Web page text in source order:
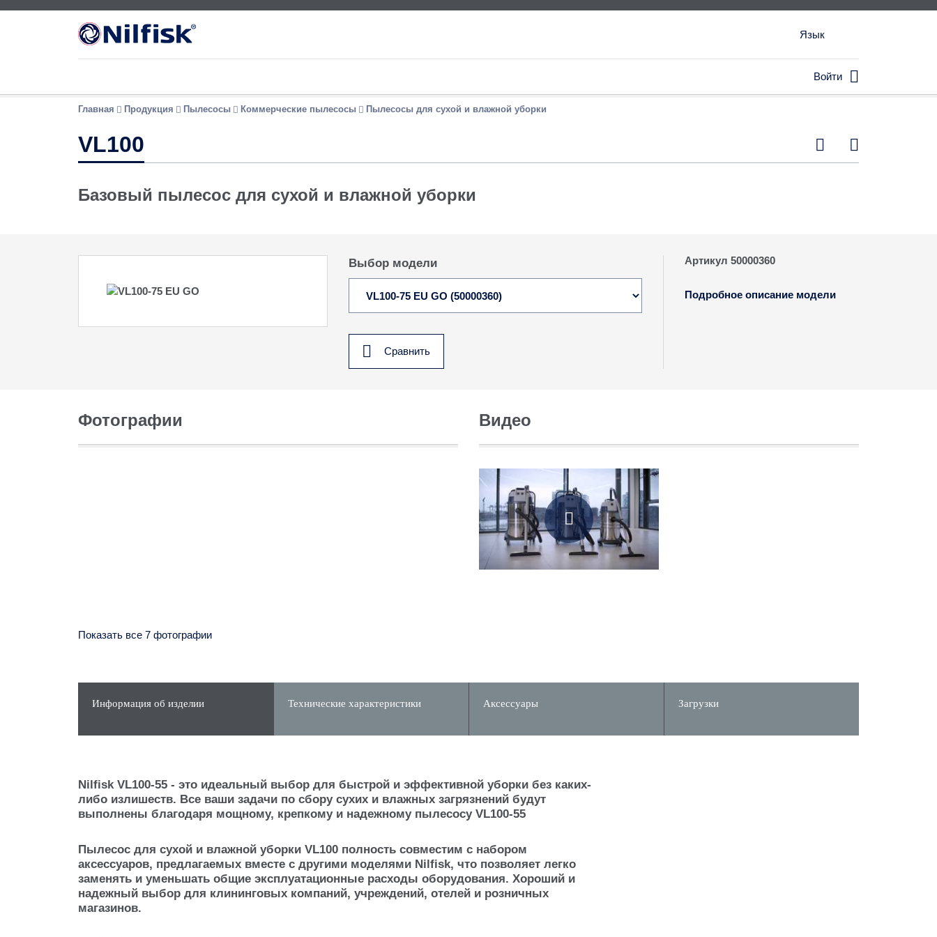
Язык
Войти 
Главная Продукция Пылесосы Коммерческие пылесосы Пылесосы для сухой и влажной уборки
VL100  
Базовый пылесос для сухой и влажной уборки
Выбор модели
Сравнить
Артикул 50000360
Подробное описание модели
Фотографии
Показать все 7 фотографии
Видео

Информация об изделии Технические характеристики Аксессуары Загрузки
Nilfisk VL100-55 - это идеальный выбор для быстрой и эффективной уборки без каких-
либо излишеств. Все ваши задачи по сбору сухих и влажных загрязнений будут
выполнены благодаря мощному, крепкому и надежному пылесосу VL100-55
Пылесос для сухой и влажной уборки VL100 полность совместим с набором
аксессуаров, предлагаемых вместе с другими моделями Nilfisk, что позволяет легко
заменять и уменьшать общие эксплуатационные расходы оборудования. Хороший и
надежный выбор для клининговых компаний, учреждений, отелей и розничных
магазинов.